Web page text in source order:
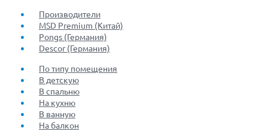
Производители
MSD Premium (Китай)
Pongs (Германия)
Descor (Германия)
По типу помещения
В детскую
В спальню
На кухню
В ванную
На балкон